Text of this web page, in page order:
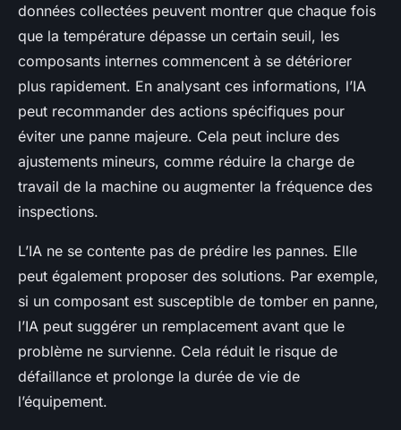
données collectées peuvent montrer que chaque fois
que la température dépasse un certain seuil, les
composants internes commencent à se détériorer
plus rapidement. En analysant ces informations, l’IA
peut recommander des actions spécifiques pour
éviter une panne majeure. Cela peut inclure des
ajustements mineurs, comme réduire la charge de
travail de la machine ou augmenter la fréquence des
inspections.
L’IA ne se contente pas de prédire les pannes. Elle
peut également proposer des solutions. Par exemple,
si un composant est susceptible de tomber en panne,
l’IA peut suggérer un remplacement avant que le
problème ne survienne. Cela réduit le risque de
défaillance et prolonge la durée de vie de
l’équipement.